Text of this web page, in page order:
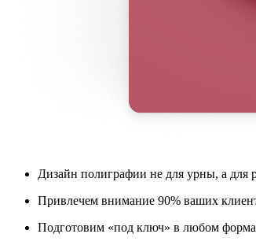
Дизайн полиграфии не для урны, а для
Привлечем внимание 90% ваших
Подготовим «под ключ» в любом